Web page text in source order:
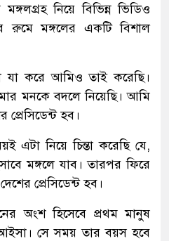
নিয়ে বিভিন্ন ভিডিও
রুমে মঙ্গলের একটি বিশাল
যা করে আমিও তাই করেছি।
মনকে বদলে নিয়েছি। আমি
হব।
এটা নিয়ে চিন্তা করেছি যে,
মঙ্গলে যাব। তারপর ফিরে
প্রেসিডেন্ট হব।
অংশ হিসেবে প্রথম মানুষ
আইসা। সে সময় তার বয়স হবে